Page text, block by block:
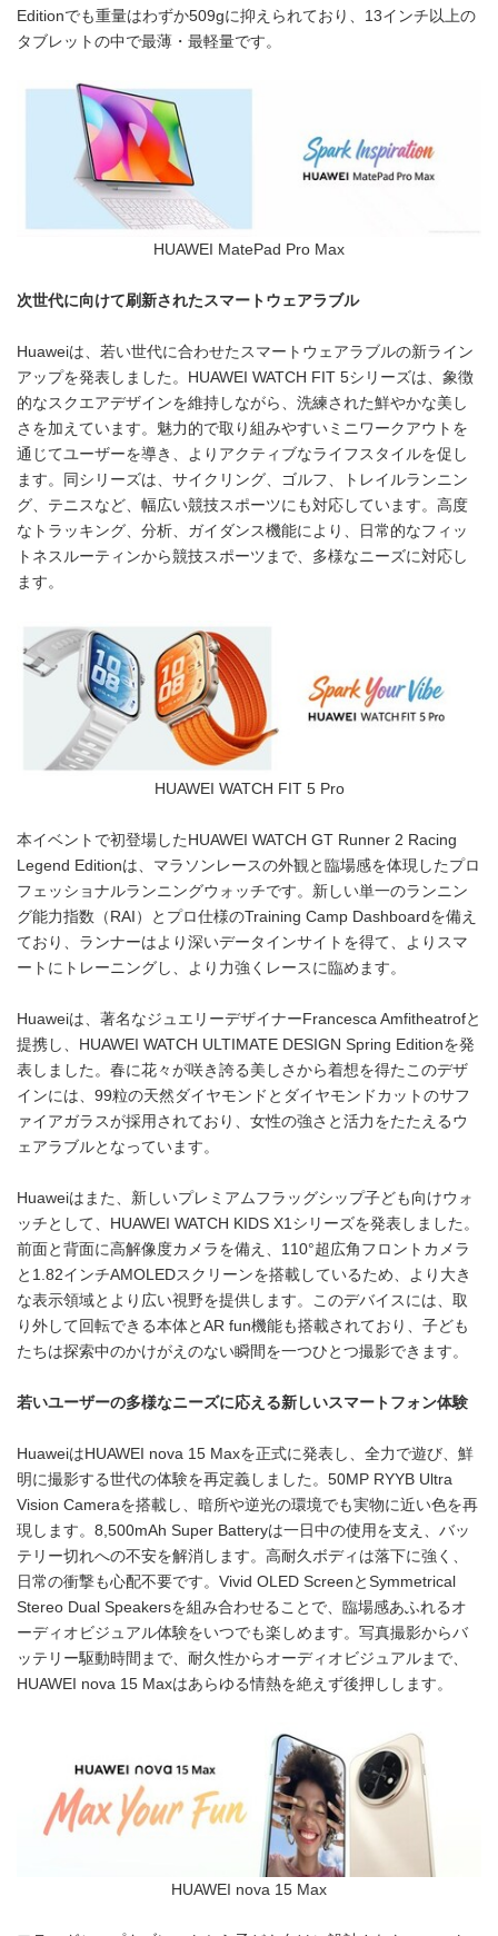
Editionでも重量はわずか509gに抑えられており、13インチ以上の
タブレットの中で最薄・最軽量です。
HUAWEI MatePad Pro Max
次世代に向けて刷新されたスマートウェアラブル
Huaweiは、若い世代に合わせたスマートウェアラブルの新ライン
アップを発表しました。HUAWEI WATCH FIT 5シリーズは、象徴
的なスクエアデザインを維持しながら、洗練された鮮やかな美し
さを加えています。魅力的で取り組みやすいミニワークアウトを
通じてユーザーを導き、よりアクティブなライフスタイルを促し
ます。同シリーズは、サイクリング、ゴルフ、トレイルランニン
グ、テニスなど、幅広い競技スポーツにも対応しています。高度
なトラッキング、分析、ガイダンス機能により、日常的なフィッ
トネスルーティンから競技スポーツまで、多様なニーズに対応し
ます。
HUAWEI WATCH FIT 5 Pro
本イベントで初登場したHUAWEI WATCH GT Runner 2 Racing
Legend Editionは、マラソンレースの外観と臨場感を体現したプロ
フェッショナルランニングウォッチです。新しい単一のランニン
グ能力指数（RAI）とプロ仕様のTraining Camp Dashboardを備え
ており、ランナーはより深いデータインサイトを得て、よりスマ
ートにトレーニングし、より力強くレースに臨めます。
Huaweiは、著名なジュエリーデザイナーFrancesca Amfitheatrofと
提携し、HUAWEI WATCH ULTIMATE DESIGN Spring Editionを発
表しました。春に花々が咲き誇る美しさから着想を得たこのデザ
インには、99粒の天然ダイヤモンドとダイヤモンドカットのサフ
ァイアガラスが採用されており、女性の強さと活力をたたえるウ
ェアラブルとなっています。
Huaweiはまた、新しいプレミアムフラッグシップ子ども向けウォ
ッチとして、HUAWEI WATCH KIDS X1シリーズを発表しました。
前面と背面に高解像度カメラを備え、110°超広角フロントカメラ
と1.82インチAMOLEDスクリーンを搭載しているため、より大き
な表示領域とより広い視野を提供します。このデバイスには、取
り外して回転できる本体とAR fun機能も搭載されており、子ども
たちは探索中のかけがえのない瞬間を一つひとつ撮影できます。
若いユーザーの多様なニーズに応える新しいスマートフォン体験
HuaweiはHUAWEI nova 15 Maxを正式に発表し、全力で遊び、鮮
明に撮影する世代の体験を再定義しました。50MP RYYB Ultra
Vision Cameraを搭載し、暗所や逆光の環境でも実物に近い色を再
現します。8,500mAh Super Batteryは一日中の使用を支え、バッ
テリー切れへの不安を解消します。高耐久ボディは落下に強く、
日常の衝撃も心配不要です。Vivid OLED ScreenとSymmetrical
Stereo Dual Speakersを組み合わせることで、臨場感あふれるオ
ーディオビジュアル体験をいつでも楽しめます。写真撮影からバ
ッテリー駆動時間まで、耐久性からオーディオビジュアルまで、
HUAWEI nova 15 Maxはあらゆる情熱を絶えず後押しします。
HUAWEI nova 15 Max